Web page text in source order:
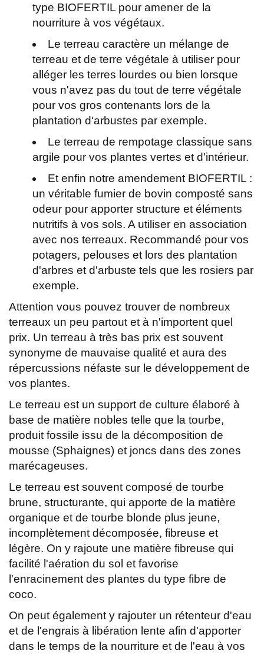
type BIOFERTIL pour amener de la
nourriture à vos végétaux.
Le terreau caractère un mélange de
terreau et de terre végétale à utiliser pour
alléger les terres lourdes ou bien lorsque
vous n'avez pas du tout de terre végétale
pour vos gros contenants lors de la
plantation d'arbustes par exemple.
Le terreau de rempotage classique sans
argile pour vos plantes vertes et d'intérieur.
Et enfin notre amendement BIOFERTIL :
un véritable fumier de bovin composté sans
odeur pour apporter structure et éléments
nutritifs à vos sols. A utiliser en association
avec nos terreaux. Recommandé pour vos
potagers, pelouses et lors des plantation
d'arbres et d'arbuste tels que les rosiers par
exemple.
Attention vous pouvez trouver de nombreux
terreaux un peu partout et à n'importent quel
prix. Un terreau à très bas prix est souvent
synonyme de mauvaise qualité et aura des
répercussions néfaste sur le développement de
vos plantes.
Le terreau est un support de culture élaboré à
base de matière nobles telle que la tourbe,
produit fossile issu de la décomposition de
mousse (Sphaignes) et joncs dans des zones
marécageuses.
Le terreau est souvent composé de tourbe
brune, structurante, qui apporte de la matière
organique et de tourbe blonde plus jeune,
incomplètement décomposée, fibreuse et
légère. On y rajoute une matière fibreuse qui
facilité l'aération du sol et favorise
l'enracinement des plantes du type fibre de
coco.
On peut également y rajouter un rétenteur d'eau
et de l'engrais à libération lente afin d'apporter
dans le temps de la nourriture et de l'eau à vos